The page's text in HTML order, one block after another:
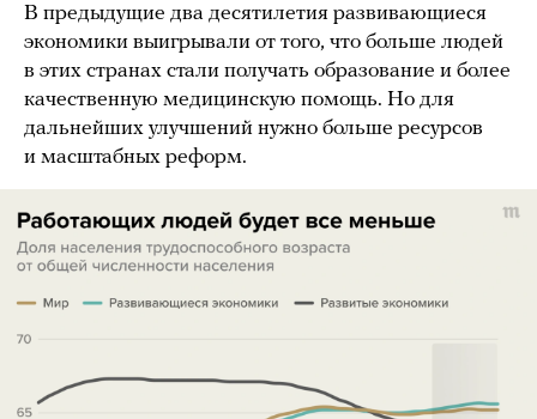
В предыдущие два десятилетия развивающиеся
экономики выигрывали от того, что больше людей
в этих странах стали получать образование и более
качественную медицинскую помощь. Но для
дальнейших улучшений нужно больше ресурсов
и масштабных реформ.